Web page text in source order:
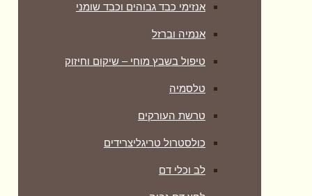
אנזימי כבד גבוהים וכבד שומני
אנמיה וברזל
טיפול בשבץ מוחי – שיקום וחיזוק
טלסמיה
טרשת העורקים
כולסטרול טריגליצרידים
לב וכלי דם